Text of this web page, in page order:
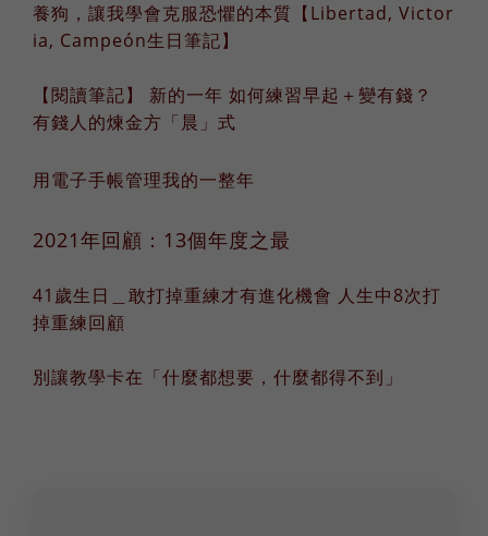
養狗，讓我學會克服恐懼的本質【Libertad, Victor
ia, Campeón生日筆記】
【閱讀筆記】 新的一年 如何練習早起＋變有錢？
有錢人的煉金方「晨」式
用電子手帳管理我的一整年
2021年回顧：13個年度之最
41歲生日＿敢打掉重練才有進化機會 人生中8次打
掉重練回顧
別讓教學卡在「什麼都想要，什麼都得不到」